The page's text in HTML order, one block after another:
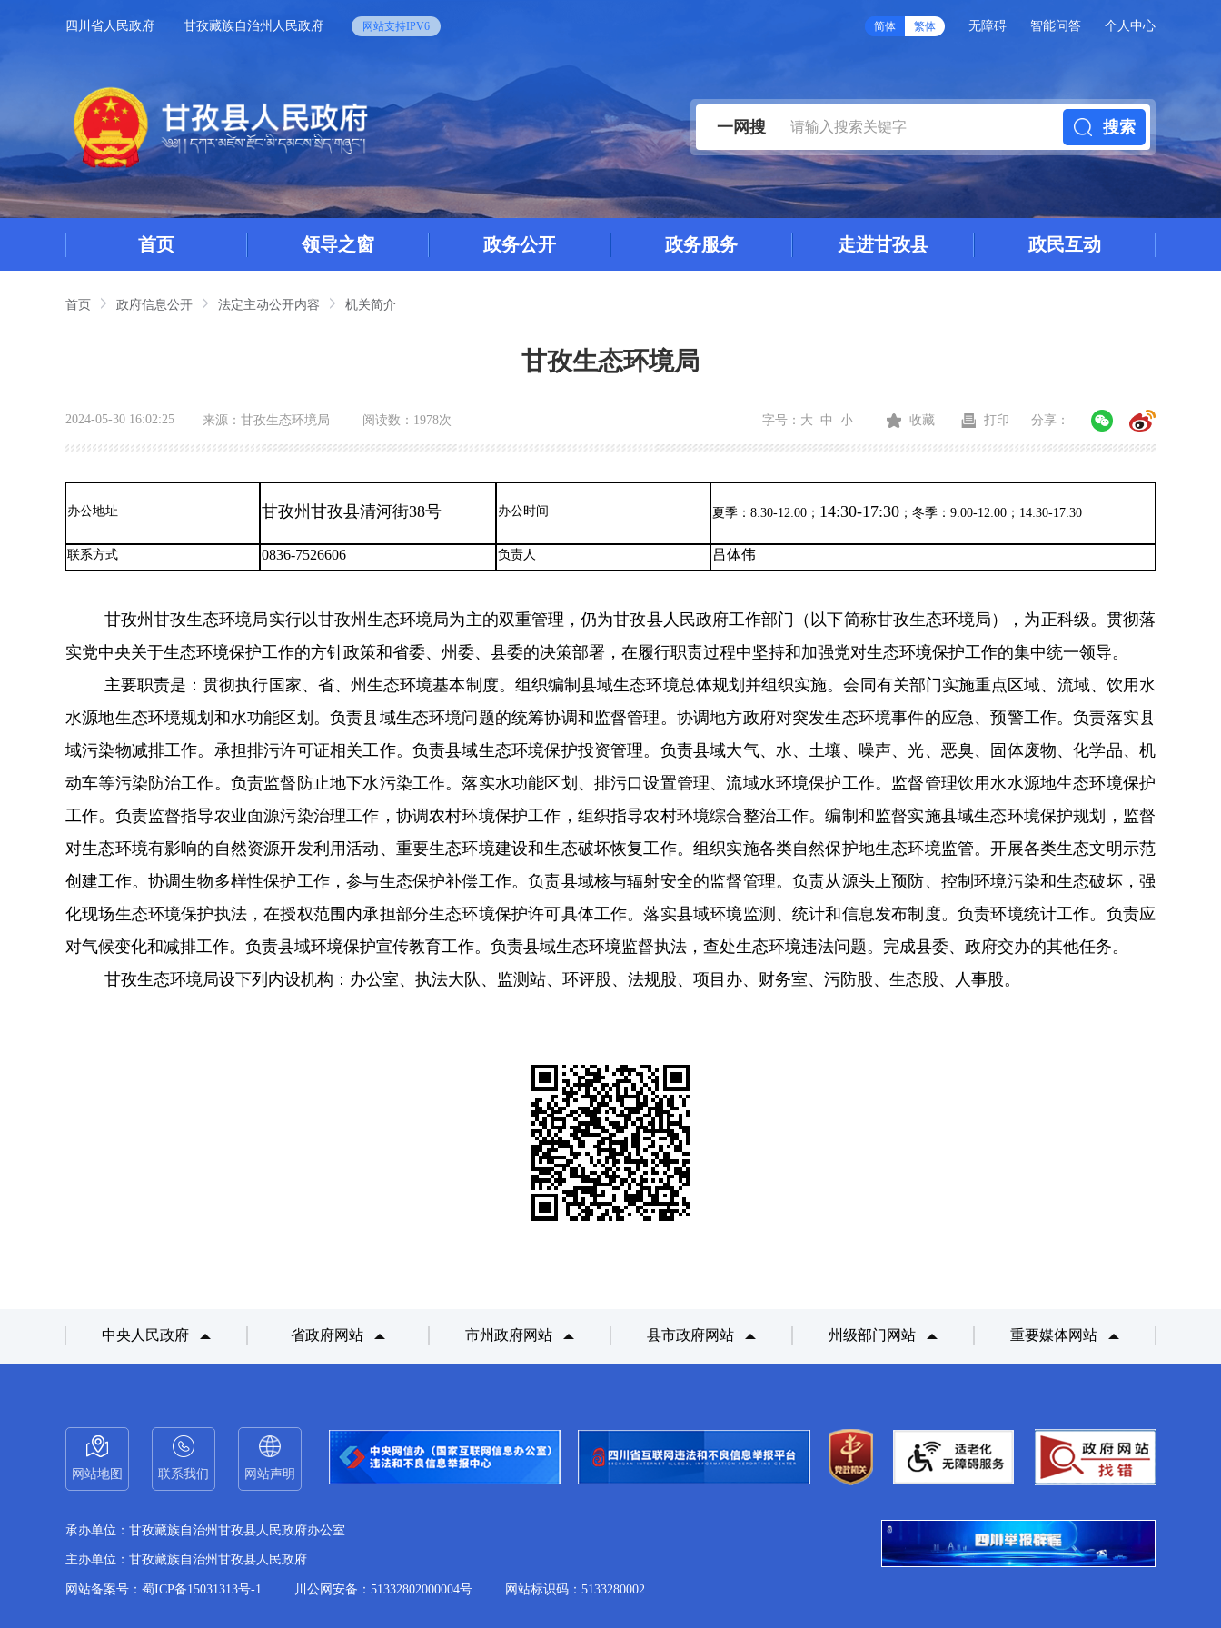
四川省人民政府 甘孜藏族自治州人民政府 网站支持IPV6 简体 繁体 无障碍 智能问答 个人中心
一网搜 搜索
首页 领导之窗 政务公开 政务服务 走进甘孜县 政民互动
首页 政府信息公开 法定主动公开内容 机关简介
甘孜生态环境局
2024-05-30 16:02:25 来源： 甘孜生态环境局 阅读数： 1978次 字号： 大 中 小 收藏 打印 分享：
办公地址 甘孜州甘孜县清河街38号 办公时间 夏季：8:30-12:00； 14:30-17:30 ；冬季：9:00-12:00；14:30-17:30
联系方式 0836-7526606 负责人 吕体伟
甘孜州 甘孜生态环境局实行以甘孜州生态环境局为主的双重管理，仍为甘孜县人民政府工作部门（以下简称甘孜生态环境局），为正科级。贯彻落
实党中央关于生态环境保护工作的方针政策和省委、州委、县委的决策部署，在履行职责过程中坚持和加强党对生态环境保护工作的集中统一领导。
主要职责是：贯彻执行国家、省、州生态环境基本制度。组织编制县域生态环境总体规划并组织实施。会同有关部门实施重点区域、流域、饮用水
水源地生态环境规划和水功能区划。负责县域生态环境问题的统筹协调和监督管理。协调地方政府对突发生态环境事件的应急、预警工作。负责落实县
域污染物减排工作。承担排污许可证相关工作。负责县域生态环境保护投资管理。负责县域大气、水、土壤、噪声、光、恶臭、固体废物、化学品、机
动车等污染防治工作。负责监督防止地下水污染工作。落实水功能区划、排污口设置管理、流域水环境保护工作。监督管理饮用水水源地生态环境保护
工作。负责监督指导农业面源污染治理工作，协调农村环境保护工作，组织指导农村环境综合整治工作。编制和监督实施县域生态环境保护规划，监督
对生态环境有影响的自然资源开发利用活动、重要生态环境建设和生态破坏恢复工作。组织实施各类自然保护地生态环境监管。开展各类生态文明示范
创建工作。协调生物多样性保护工作，参与生态保护补偿工作。负责县域核与辐射安全的监督管理。负责从源头上预防、控制环境污染和生态破坏，强
化现场生态环境保护执法，在授权范围内承担部分生态环境保护许可具体工作。落实县域环境监测、统计和信息发布制度。负责环境统计工作。负责应
对气候变化和减排工作。负责县域环境保护宣传教育工作。负责县域生态环境监督执法，查处生态环境违法问题。完成县委、政府交办的其他任务。
甘孜生态环境局设下列内设机构：办公室、执法大队、监测站、环评股、法规股、项目办、财务室、污防股、生态股、人事股。
中央人民政府 省政府网站 市州政府网站 县市政府网站 州级部门网站 重要媒体网站
网站地图 联系我们 网站声明
承办单位：甘孜藏族自治州甘孜县人民政府办公室
主办单位：甘孜藏族自治州甘孜县人民政府
网站备案号：蜀ICP备15031313号-1 川公网安备：51332802000004号 网站标识码：5133280002